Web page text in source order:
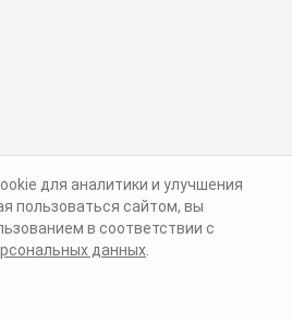
для аналитики и улучшения
пользоваться сайтом, вы
в соответствии с
данных